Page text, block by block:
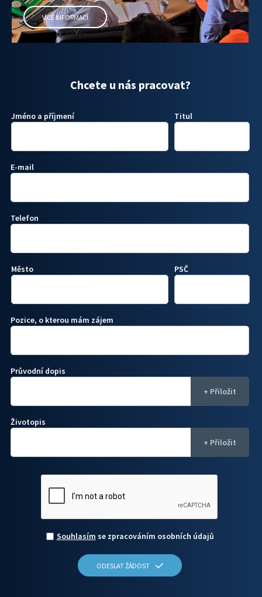
VÍCE INFORMACÍ
Chcete u nás pracovat?
Jméno a příjmení Titul
E-mail
Telefon
Město PSČ
Pozice, o kterou mám zájem
Průvodní dopis
Životopis
Souhlasím se zpracováním osobních údajů
ODESLAT ŽÁDOST